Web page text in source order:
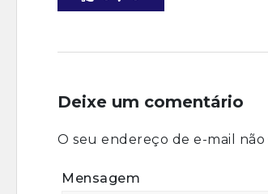
Deixe um comentário
O seu endereço de e-mail não
Mensagem